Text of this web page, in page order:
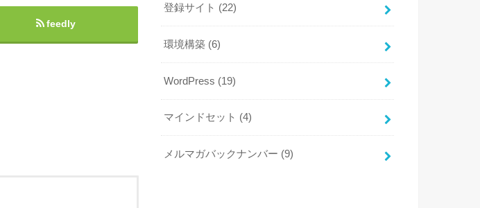
feedly
登録サイト (22)
環境構築 (6)
WordPress (19)
マインドセット (4)
メルマガバックナンバー (9)